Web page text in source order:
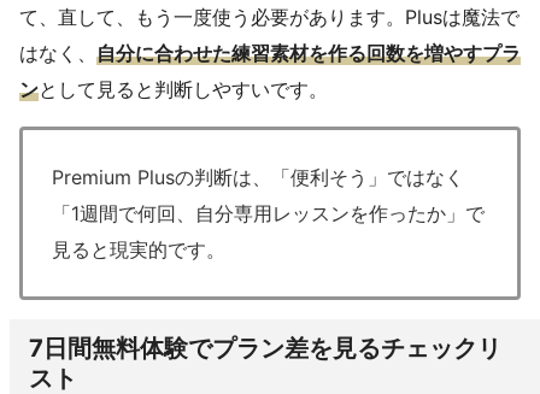
て、直して、もう一度使う必要があります。Plusは魔法で
はなく、 自分に合わせた練習素材を作る回数を増やすプラ
ンとして見ると判断しやすいです。
Premium Plusの判断は、「便利そう」ではなく
「1週間で何回、自分専用レッスンを作ったか」で
見ると現実的です。
7日間無料体験でプラン差を見るチェックリ
スト